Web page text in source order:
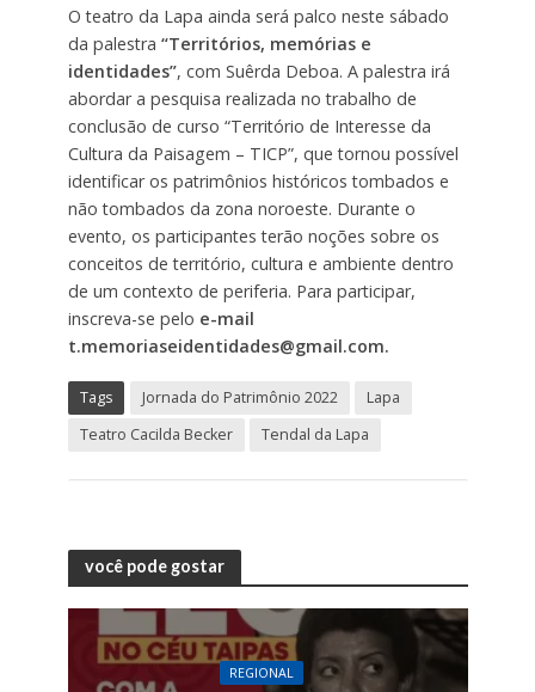
O teatro da Lapa ainda será palco neste sábado
da palestra “Territórios, memórias e
identidades”, com Suêrda Deboa. A palestra irá
abordar a pesquisa realizada no trabalho de
conclusão de curso “Território de Interesse da
Cultura da Paisagem – TICP”, que tornou possível
identificar os patrimônios históricos tombados e
não tombados da zona noroeste. Durante o
evento, os participantes terão noções sobre os
conceitos de território, cultura e ambiente dentro
de um contexto de periferia. Para participar,
inscreva-se pelo e-mail
t.memoriaseidentidades@gmail.com.
Tags Jornada do Patrimônio 2022
Lapa
Teatro Cacilda Becker
Tendal da Lapa
você pode gostar
REGIONAL